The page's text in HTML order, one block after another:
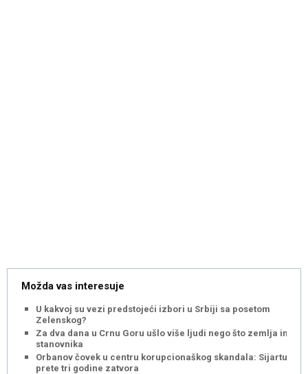
Možda vas interesuje
U kakvoj su vezi predstojeći izbori u Srbiji sa posetom
Zelenskog?
Za dva dana u Crnu Goru ušlo više ljudi nego što zemlja ima
stanovnika
Orbanov čovek u centru korupcionaškog skandala: Sijartu
prete tri godine zatvora